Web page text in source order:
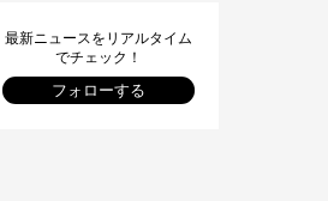
最新ニュースをリアルタイム
でチェック！
フォローする